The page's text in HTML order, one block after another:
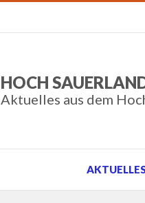
HOCH
Aktuelles aus dem